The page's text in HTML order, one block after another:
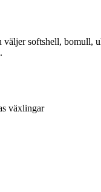
softshell,
växlingar